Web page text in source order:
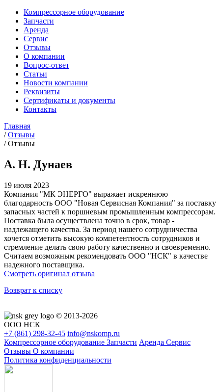
Компрессорное оборудование
Запчасти
Аренда
Сервис
Отзывы
О компании
Вопрос-ответ
Статьи
Новости компании
Реквизиты
Сертификаты и документы
Контакты
Главная
/Отзывы
/Отзывы
А. Н. Дунаев
19 июля 2023
Компания "МК ЭНЕРГО" выражает искреннюю
благодарность ООО "Новая Сервисная Компания" за поставку
запасных частей к поршневым промышленным компрессорам.
Поставка была осуществлена точно в срок, товар -
надлежащего качества. За период нашего сотрудничества
хочется отметить высокую компетентность сотрудников и
стремление делать свою работу качественно и своевременно.
Считаем возможным рекомендовать ООО "НСК" в качестве
надежного поставщика.
Смотреть оригинал отзыва
Возврат к списку
© 2013-2026
ООО НСК
+7 (861) 298-32-45 info@nskomp.ru
Компрессорное оборудование Запчасти Аренда Сервис
Отзывы О компании
Политика конфиденциальности